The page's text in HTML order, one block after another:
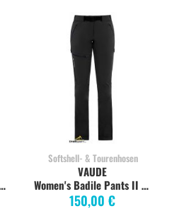
Pants, black
Softshell- & Tourenhosen
Women's Badile Pants II black
150,00 €
VAUDE